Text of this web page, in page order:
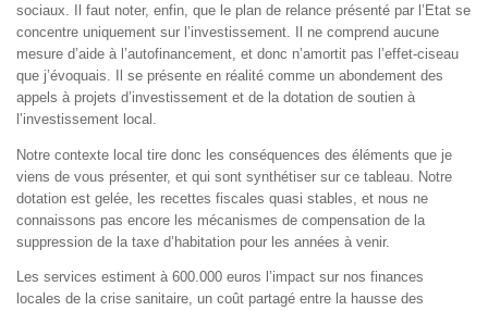
sociaux. Il faut noter, enfin, que le plan de relance présenté par l’Etat se
concentre uniquement sur l’investissement. Il ne comprend aucune
mesure d’aide à l’autofinancement, et donc n’amortit pas l’effet-ciseau
que j’évoquais. Il se présente en réalité comme un abondement des
appels à projets d’investissement et de la dotation de soutien à
l’investissement local.
Notre contexte local tire donc les conséquences des éléments que je
viens de vous présenter, et qui sont synthétiser sur ce tableau. Notre
dotation est gelée, les recettes fiscales quasi stables, et nous ne
connaissons pas encore les mécanismes de compensation de la
suppression de la taxe d’habitation pour les années à venir.
Les services estiment à 600.000 euros l’impact sur nos finances
locales de la crise sanitaire, un coût partagé entre la hausse des